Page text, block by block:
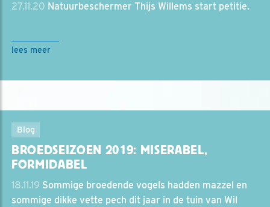
27.11.20 Natuurbeschermer Thijs Willems start petitie.
lees meer
Blog
BROEDSEIZOEN 2019: MISERABEL,
FORMIDABEL
18.11.19 Sommige broedende vogels hadden mazzel en
sommige dikke vette pech dit jaar in de tuin van Wil